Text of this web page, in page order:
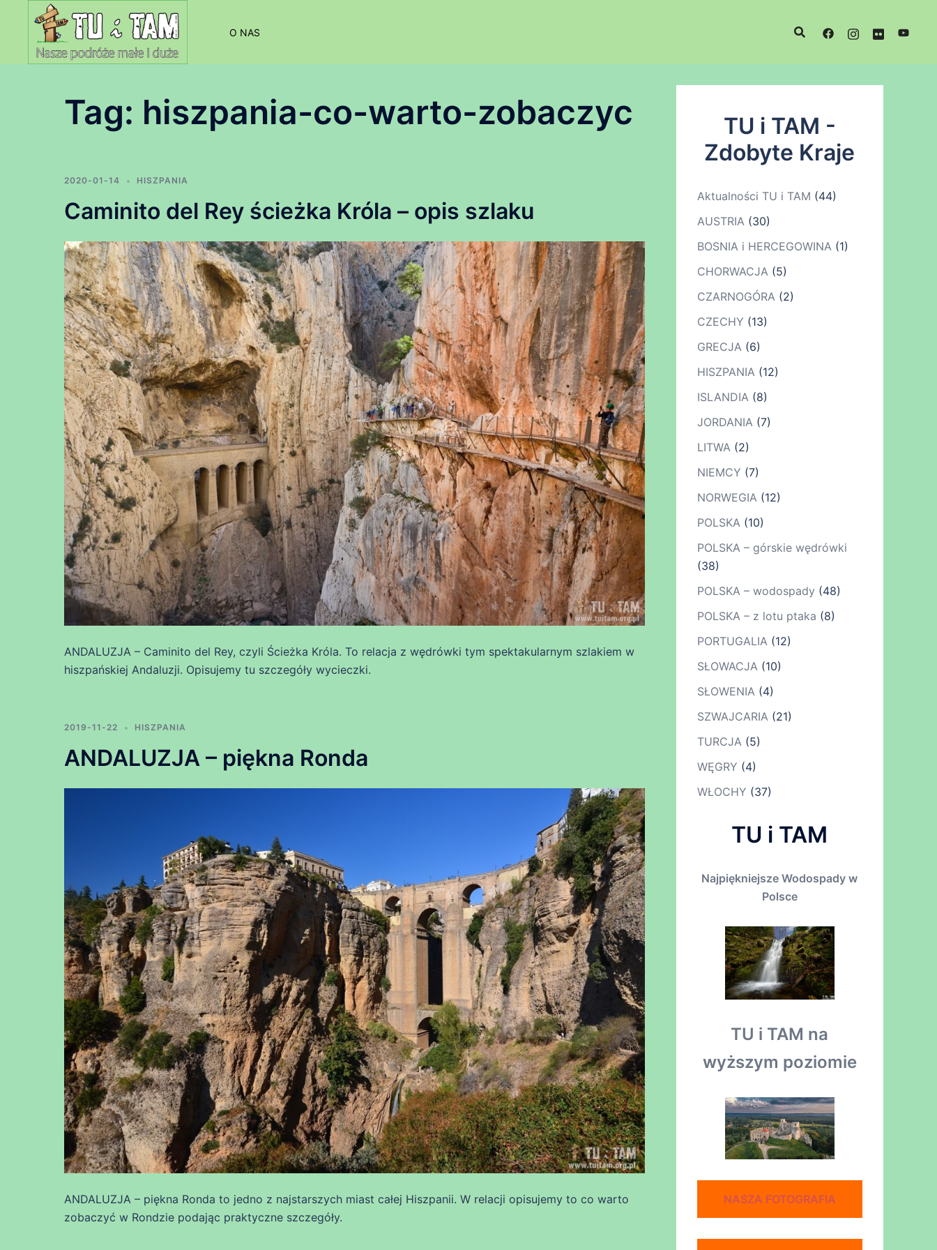
O NAS
Tag: hiszpania-co-warto-zobaczyc
2020-01-14 HISZPANIA
Caminito del Rey ścieżka Króla – opis szlaku
ANDALUZJA – Caminito del Rey, czyli Ścieżka Króla. To relacja z wędrówki tym spektakularnym szlakiem w
hiszpańskiej Andaluzji. Opisujemy tu szczegóły wycieczki.
2019-11-22 HISZPANIA
ANDALUZJA – piękna Ronda
ANDALUZJA – piękna Ronda to jedno z najstarszych miast całej Hiszpanii. W relacji opisujemy to co warto
zobaczyć w Rondzie podając praktyczne szczegóły.
TU i TAM -
Zdobyte Kraje
Aktualności TU i TAM (44)
AUSTRIA(30)
BOSNIA i HERCEGOWINA(1)
CHORWACJA(5)
CZARNOGÓRA(2)
CZECHY (13)
GRECJA(6)
HISZPANIA(12)
ISLANDIA(8)
JORDANIA(7)
LITWA(2)
NIEMCY (7)
NORWEGIA(12)
POLSKA(10)
POLSKA – górskie wędrówki
(38)
POLSKA – wodospady (48)
POLSKA – z lotu ptaka (8)
PORTUGALIA(12)
SŁOWACJA(10)
SŁOWENIA(4)
SZWAJCARIA(21)
TURCJA(5)
WĘGRY (4)
WŁOCHY (37)
TU i TAM
Najpiękniejsze Wodospady w
Polsce
TU i TAM na
wyższym poziomie
NASZA FOTOGRAFIA